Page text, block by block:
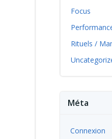
Focus
Rituels /
Méta
Connexion